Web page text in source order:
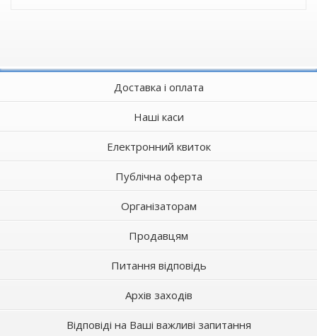
Доставка і оплата
Наші каси
Електронний квиток
Публічна оферта
Організаторам
Продавцям
Питання відповідь
Архів заходів
Відповіді на Ваші важливі запитання